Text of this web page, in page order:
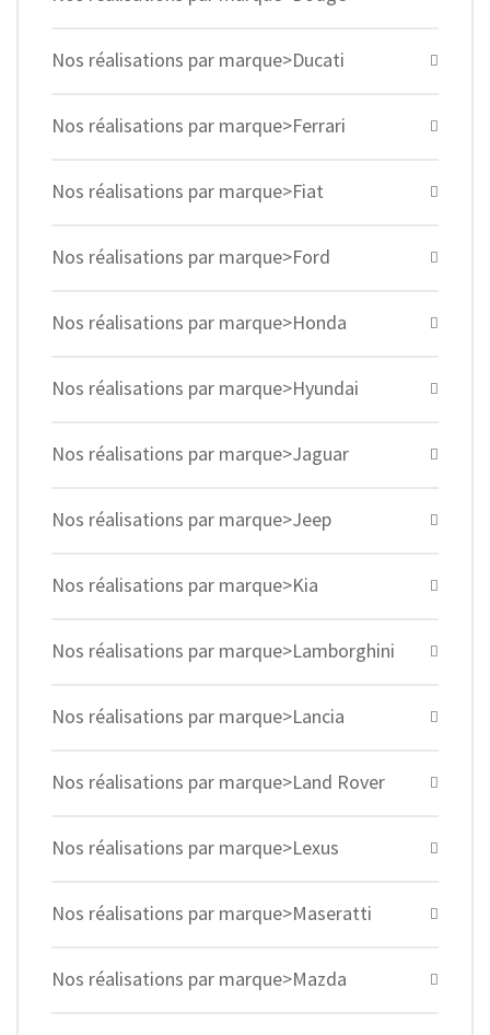
Nos réalisations par marque>Ducati
Nos réalisations par marque>Ferrari
Nos réalisations par marque>Fiat
Nos réalisations par marque>Ford
Nos réalisations par marque>Honda
Nos réalisations par marque>Hyundai
Nos réalisations par marque>Jaguar
Nos réalisations par marque>Jeep
Nos réalisations par marque>Kia
Nos réalisations par marque>Lamborghini
Nos réalisations par marque>Lancia
Nos réalisations par marque>Land Rover
Nos réalisations par marque>Lexus
Nos réalisations par marque>Maseratti
Nos réalisations par marque>Mazda